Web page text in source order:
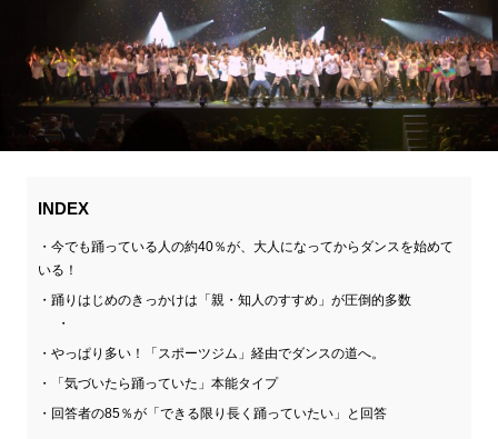
INDEX
今でも踊っている人の約40％が、大人になってからダンスを始めて
いる！
踊りはじめのきっかけは「親・知人のすすめ」が圧倒的多数
やっぱり多い！「スポーツジム」経由でダンスの道へ。
「気づいたら踊っていた」本能タイプ
回答者の85％が「できる限り長く踊っていたい」と回答